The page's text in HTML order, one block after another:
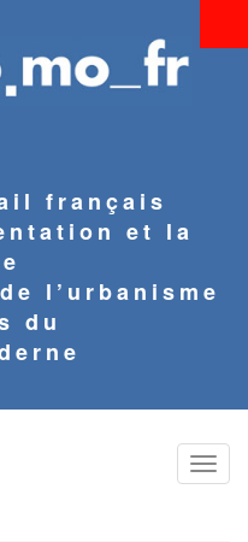
français
et la
l’urbanisme
du
Toggle